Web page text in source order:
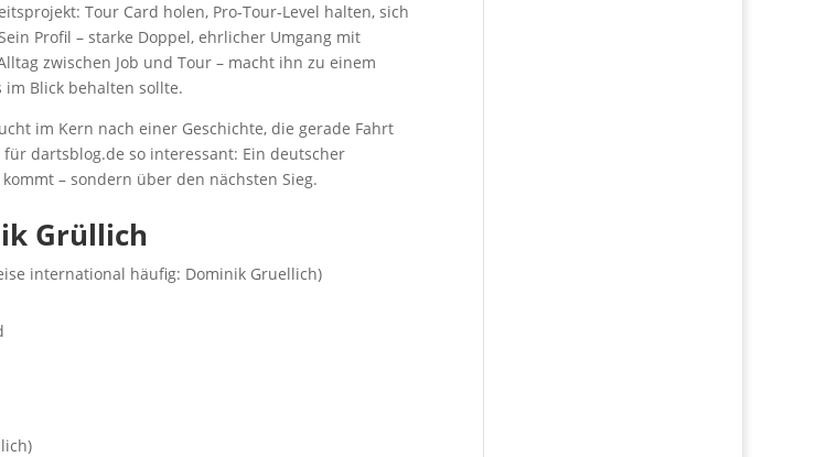
Tour Card holen, Pro-Tour-Level halten, sich
Profil – starke Doppel, ehrlicher Umgang mit
zwischen Job und Tour – macht ihn zu einem
Blick behalten sollte.
im Kern nach einer Geschichte, die gerade Fahrt
dartsblog.de so interessant: Ein deutscher
– sondern über den nächsten Sieg.
Grüllich
international häufig: Dominik Gruellich)